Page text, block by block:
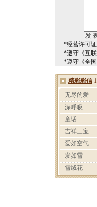
*经营许可
*遵守《互
*遵守《全